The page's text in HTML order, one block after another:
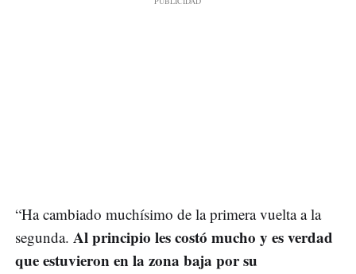
“Ha cambiado muchísimo de la primera vuelta a la
segunda. Al principio les costó mucho y es verdad
que estuvieron en la zona baja por su